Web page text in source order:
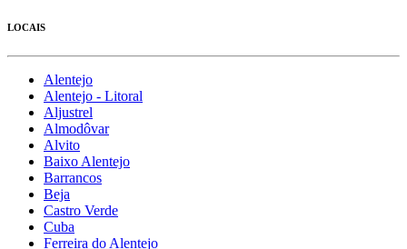
LOCAIS
Alentejo
Alentejo - Litoral
Aljustrel
Almodôvar
Alvito
Baixo Alentejo
Barrancos
Beja
Castro Verde
Cuba
Ferreira do Alentejo